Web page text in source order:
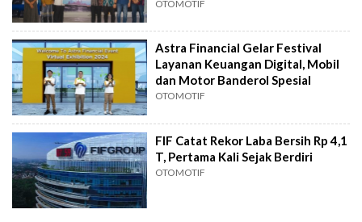
OTOMOTIF
Astra Financial Gelar Festival
Layanan Keuangan Digital, Mobil
dan Motor Banderol Spesial
OTOMOTIF
FIF Catat Rekor Laba Bersih Rp 4,1
T, Pertama Kali Sejak Berdiri
OTOMOTIF